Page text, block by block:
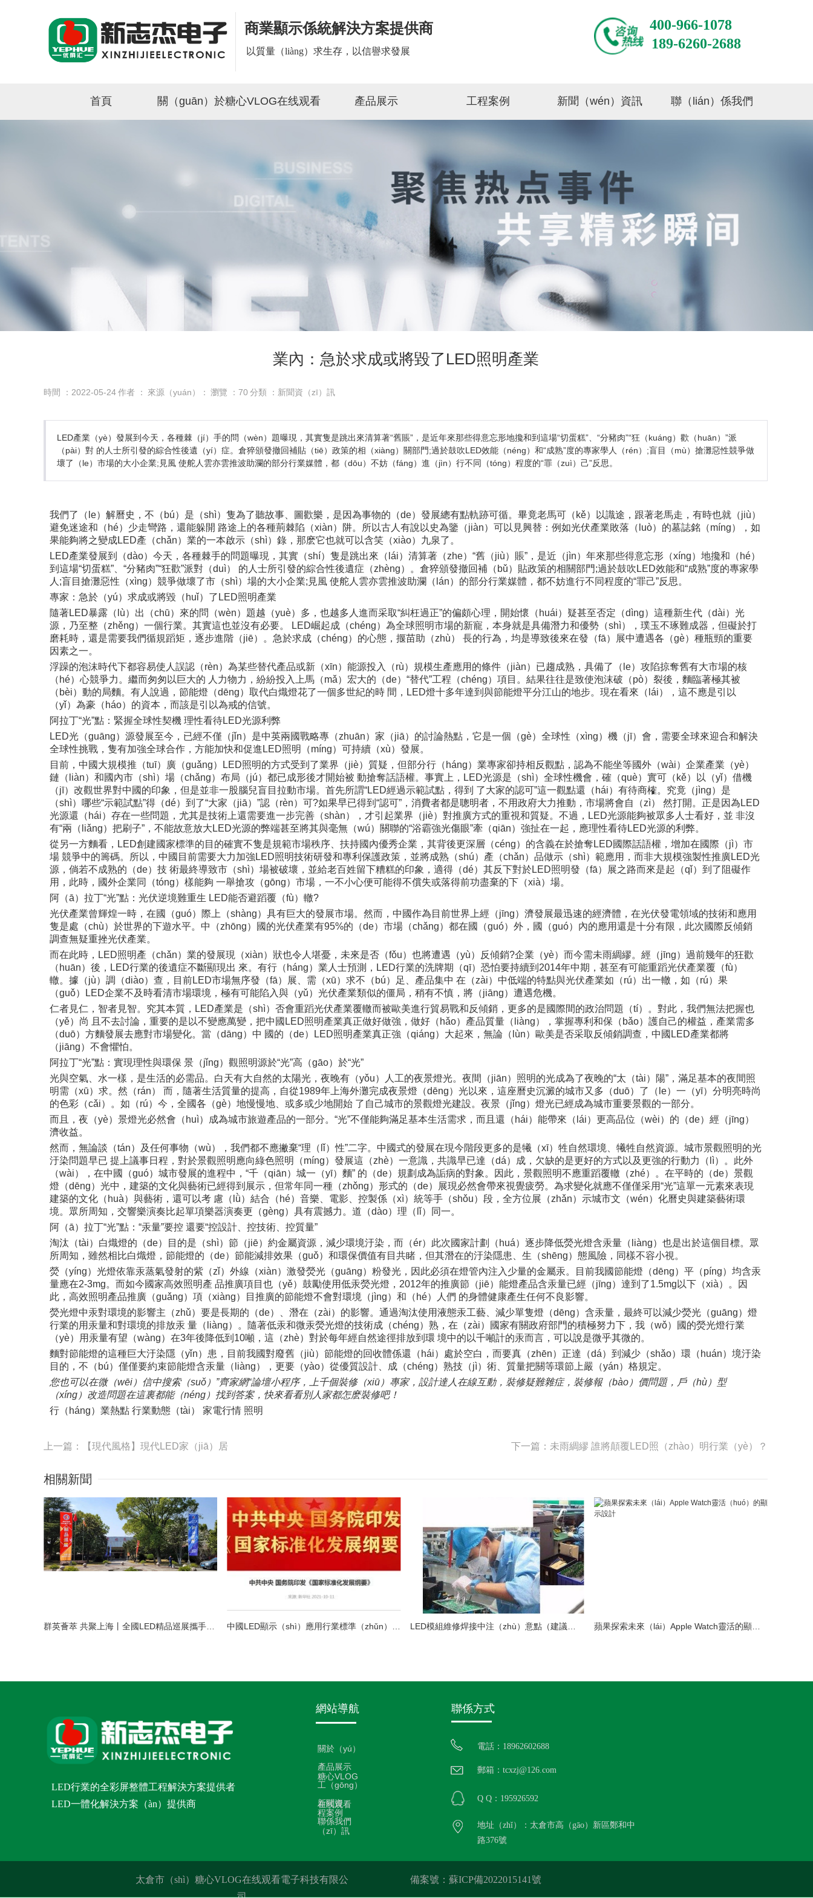
商業顯示係統解決方案提供商
以質量（liàng）求生存，以信譽求發展
400-966-1078
189-6260-2688
首頁 關（guān）於糖心VLOG在线观看 產品展示 工程案例 新聞（wén）資訊 聯（lián）係我們
業內：急於求成或將毀了LED照明產業
時間 ：2022-05-24作者 ： 來源（yuán）： 瀏覽 ： 70 分類 ：新聞資（zī）訊
LED產業（yè）發展到今天，各種棘（jí）手的問（wèn）題曝現，其實隻是跳出來清算著“舊賬”，是近年來那些得意忘形地攙和到這場“切蛋糕”、“分豬肉”“狂（kuáng）歡（huān）”派
（pài）對 的人士所引發的綜合性後遺（yí）症。倉猝頒發撤回補貼（tiē）政策的相（xiàng）關部門;過於鼓吹LED效能（néng）和“成熟”度的專家學人（rén）;盲目（mù）搶灘惡性競爭做
壞了（le）市場的大小企業;見風 使舵人雲亦雲推波助瀾的部分行業媒體，都（dōu）不妨（fáng）進（jìn）行不同（tóng）程度的“罪（zuì）己”反思。
我們了（le）解曆史，不（bú）是（shì）隻為了聽故事、圖歡樂，是因為事物的（de）發展總有點軌跡可循。畢竟老馬可（kě）以識途，跟著老馬走，有時也就（jiù）
避免迷途和（hé）少走彎路，還能躲開 路途上的各種荊棘陷（xiàn）阱。所以古人有說以史為鑒（jiàn）可以見興替：例如光伏產業敗落（luò）的墓誌銘（míng），如
果能夠將之變成LED產（chǎn）業的一本啟示（shì）錄，那麽它也就可以含笑（xiào）九泉了。
LED產業發展到（dào）今天，各種棘手的問題曝現，其實（shí）隻是跳出來（lái）清算著（zhe）“舊（jiù）賬”，是近（jìn）年來那些得意忘形（xíng）地攙和（hé）
到這場“切蛋糕”、“分豬肉”“狂歡”派對（duì） 的人士所引發的綜合性後遺症（zhèng）。倉猝頒發撤回補（bǔ）貼政策的相關部門;過於鼓吹LED效能和“成熟”度的專家學
人;盲目搶灘惡性（xìng）競爭做壞了市（shì）場的大小企業;見風 使舵人雲亦雲推波助瀾（lán）的部分行業媒體，都不妨進行不同程度的“罪己”反思。
專家：急於（yú）求成或將毀（huǐ）了LED照明產業
隨著LED暴露（lù）出（chū）來的問（wèn）題越（yuè）多，也越多人進而采取“糾枉過正”的偏頗心理，開始懷（huái）疑甚至否定（dìng）這種新生代（dài）光
源，乃至整（zhěng）一個行業。其實這也並沒有必要。 LED崛起成（chéng）為全球照明市場的新寵，本身就是具備潛力和優勢（shì），璞玉不琢難成器，但礙於打
磨耗時，還是需要我們循規蹈矩，逐步進階（jiē）。急於求成（chéng）的心態，揠苗助（zhù） 長的行為，均是導致後來在發（fā）展中遭遇各（gè）種瓶頸的重要
因素之一。
浮躁的泡沫時代下都容易使人誤認（rèn）為某些替代產品或新（xīn）能源投入（rù）規模生產應用的條件（jiàn）已趨成熟，具備了（le）攻陷掠奪舊有大市場的核
（hé）心競爭力。繼而匆匆以巨大的 人力物力，紛紛投入上馬（mǎ）宏大的（de）“替代”工程（chéng）項目。結果往往是致使泡沫破（pò）裂後，麵臨著極其被
（bèi）動的局麵。有人說過，節能燈（dēng）取代白熾燈花了一個多世紀的時 間，LED燈十多年達到與節能燈平分江山的地步。現在看來（lái），這不應是引以
（yǐ）為豪（háo）的資本，而該是引以為戒的信號。
阿拉丁“光”點：緊握全球性契機 理性看待LED光源利弊
LED光（guāng）源發展至今，已經不僅（jǐn）是中英兩國戰略專（zhuān）家（jiā）的討論熱點，它是一個（gè）全球性（xìng）機（jī）會，需要全球來迎合和解決
全球性挑戰，隻有加強全球合作，方能加快和促進LED照明（míng）可持續（xù）發展。
目前，中國大規模推（tuī）廣（guǎng）LED照明的方式受到了業界（jiè）質疑，但部分行（háng）業專家卻持相反觀點，認為不能坐等國外（wài）企業產業（yè）
鏈（liàn）和國內市（shì）場（chǎng）布局（jú）都已成形後才開始被 動搶奪話語權。事實上，LED光源是（shì）全球性機會，確（què）實可（kě）以（yǐ）借機
（jī）改觀世界對中國的印象，但是並非一股腦兒盲目拉動市場。首先所謂“LED經過示範試點，得到 了大家的認可”這一觀點還（hái）有待商榷。究竟（jìng）是
（shì）哪些“示範試點”得（dé）到了“大家（jiā）”認（rèn）可?如果早已得到“認可”，消費者都是聰明者，不用政府大力推動，市場將會自（zì） 然打開。正是因為LED
光源還（hái）存在一些問題，尤其是技術上還需要進一步完善（shàn），才引起業界（jiè）對推廣方式的重視和質疑。不過，LED光源能夠被眾多人士看好，並 非沒
有“兩（liǎng）把刷子”，不能故意放大LED光源的弊端甚至將其與毫無（wú）關聯的“浴霸強光傷眼”牽（qiān）強扯在一起，應理性看待LED光源的利弊。
從另一方麵看，LED創建國家標準的目的確實不隻是規範市場秩序、扶持國內優秀企業，其背後更深層（céng）的含義在於搶奪LED國際話語權，增加在國際（jì）市
場 競爭中的籌碼。所以，中國目前需要大力加強LED照明技術研發和專利保護政策，並將成熟（shú）產（chǎn）品做示（shì）範應用，而非大規模強製性推廣LED光
源，倘若不成熟的（de）技 術最終導致市（shì）場被破壞，並給老百姓留下糟糕的印象，適得（dé）其反下對於LED照明發（fā）展之路而來是起（qǐ）到了阻礙作
用，此時，國外企業同（tóng）樣能夠 一舉搶攻（gōng）市場，一不小心便可能得不償失或落得前功盡棄的下（xià）場。
阿（ā）拉丁“光”點：光伏逆境難重生 LED能否避蹈覆（fù）轍?
光伏產業曾輝煌一時，在國（guó）際上（shàng）具有巨大的發展市場。然而，中國作為目前世界上經（jīng）濟發展最迅速的經濟體，在光伏發電領域的技術和應用
隻是處（chù）於世界的下遊水平。中（zhōng）國的光伏產業有95%的（de）市場（chǎng）都在國（guó）外，國（guó）內的應用還是十分有限，此次國際反傾銷
調查無疑重挫光伏產業。
而在此時，LED照明產（chǎn）業的發展現（xiàn）狀也令人堪憂，未來是否（fǒu）也將遭遇（yù）反傾銷?企業（yè）而今需未雨綢繆。經（jīng）過前幾年的狂歡
（huān）後，LED行業的後遺症不斷顯現出 來。有行（háng）業人士預測，LED行業的洗牌期（qī）恐怕要持續到2014年中期，甚至有可能重蹈光伏產業覆（fù）
轍。據（jù）調（diào）查，目前LED市場無序發（fā）展、需（xū）求不（bú）足、產品集中 在（zài）中低端的特點與光伏產業如（rú）出一轍，如（rú）果
（guǒ）LED企業不及時看清市場環境，極有可能陷入與（yǔ）光伏產業類似的僵局，稍有不慎，將（jiāng）遭遇危機。
仁者見仁，智者見智。究其本質，LED產業是（shì）否會重蹈光伏產業覆轍而被歐美進行貿易戰和反傾銷，更多的是國際間的政治問題（tí）。對此，我們無法把握也
（yě）尚 且不去討論，重要的是以不變應萬變，把中國LED照明產業真正做好做強，做好（hǎo）產品質量（liàng），掌握專利和保（bǎo）護自己的權益，產業需多
（duō）方麵發展去應對市場變化。當（dāng）中 國的（de）LED照明產業真正強（qiáng）大起來，無論（lùn）歐美是否采取反傾銷調查，中國LED產業都將
（jiāng）不會懼怕。
阿拉丁“光”點：實現理性與環保 景（jǐng）觀照明源於“光”高（gāo）於“光”
光與空氣、水一樣，是生活的必需品。白天有大自然的太陽光，夜晚有（yǒu）人工的夜景燈光。夜間（jiān）照明的光成為了夜晚的“太（tài）陽”，滿足基本的夜間照
明需（xū）求。然（rán） 而，隨著生活質量的提高，自從1989年上海外灘完成夜景燈（dēng）光以來，這座曆史沉澱的城市又多（duō）了（le）一（yī）分明亮時尚
的色彩（cǎi）。如（rú）今，全國各（gè）地慢慢地、或多或少地開始 了自己城市的景觀燈光建設。夜景（jǐng）燈光已經成為城市重要景觀的一部分。
而且，夜（yè）景燈光必然會（huì）成為城市旅遊產品的一部分。“光”不僅能夠滿足基本生活需求，而且還（hái）能帶來（lái）更高品位（wèi）的（de）經（jīng）
濟收益。
然而，無論談（tán）及任何事物（wù），我們都不應撇棄“理（lǐ）性”二字。中國式的發展在現今階段更多的是犧（xī）牲自然環境、犧牲自然資源。城市景觀照明的光
汙染問題早已 提上議事日程，對於景觀照明應向綠色照明（míng）發展這（zhè）一意識，共識早已達（dá）成，欠缺的是更好的方式以及更強的行動力（lì）。此外
（wài），在中國（guó）城市發展的進程中，“千（qiān）城一（yī）麵” 的（de）規劃成為詬病的對象。因此，景觀照明不應重蹈覆轍（zhé）。在平時的（de）景觀
燈（dēng）光中，建築的文化與藝術已經得到展示，但常年同一種（zhǒng）形式的（de）展現必然會帶來視覺疲勞。為求變化就應不僅僅采用“光”這單一元素來表現
建築的文化（huà）與藝術，還可以考 慮（lǜ）結合（hé）音樂、電影、控製係（xì）統等手（shǒu）段，全方位展（zhǎn）示城市文（wén）化曆史與建築藝術環
境。眾所周知，交響樂演奏比起單項樂器演奏更（gèng）具有震撼力。道（dào）理（lǐ）同一。
阿（ā）拉丁“光”點：“汞量”要控 還要“控設計、控技術、控質量”
淘汰（tài）白熾燈的（de）目的是（shì）節（jiē）約金屬資源，減少環境汙染，而（ér）此次國家計劃（huá）逐步降低熒光燈含汞量（liàng）也是出於這個目標。眾
所周知，雖然相比白熾燈，節能燈的（de）節能減排效果（guǒ）和環保價值有目共睹，但其潛在的汙染隱患、生（shēng）態風險，同樣不容小視。
熒（yíng）光燈依靠汞蒸氣發射的紫（zǐ）外線（xiàn）激發熒光（guāng）粉發光，因此必須在燈管內注入少量的金屬汞。目前我國節能燈（dēng）平（píng）均含汞
量應在2-3mg。而如今國家高效照明產 品推廣項目也（yě）鼓勵使用低汞熒光燈，2012年的推廣節（jiē）能燈產品含汞量已經（jīng）達到了1.5mg以下（xià）。因
此，高效照明產品推廣（guǎng）項（xiàng）目推廣的節能燈不會對環境（jìng）和（hé）人們 的身體健康產生任何不良影響。
熒光燈中汞對環境的影響主（zhǔ）要是長期的（de）、潛在（zài）的影響。通過淘汰使用液態汞工藝、減少單隻燈（dēng）含汞量，最終可以減少熒光（guāng）燈
行業的用汞量和對環境的排放汞 量（liàng）。隨著低汞和微汞熒光燈的技術成（chéng）熟，在（zài）國家有關政府部門的積極努力下，我（wǒ）國的熒光燈行業
（yè）用汞量有望（wàng）在3年後降低到10噸，這（zhè）對於每年經自然途徑排放到環 境中的以千噸計的汞而言，可以說是微乎其微的。
麵對節能燈的這種巨大汙染隱（yǐn）患，目前我國對廢舊（jiù）節能燈的回收體係還（hái）處於空白，而要真（zhēn）正達（dá）到減少（shǎo）環（huán）境汙染
目的，不（bú）僅僅要約束節能燈含汞量（liàng），更要（yào）從優質設計、成（chéng）熟技（jì）術、質量把關等環節上嚴（yán）格規定。
您也可以在微（wēi）信中搜索（suǒ）”齊家網“論壇小程序，上千個裝修（xiū）專家，設計達人在線互動，裝修疑難雜症，裝修報（bào）價問題，戶（hù）型
（xíng）改造問題在這裏都能（néng）找到答案，快來看看別人家都怎麽裝修吧！
行（háng）業熱點 行業動態（tài） 家電行情 照明
上一篇：【現代風格】現代LED家（jiā）居 下一篇：未雨綢繆 誰將顛覆LED照（zhào）明行業（yè）？
相關新聞
群英薈萃 共聚上海丨全國LED精品巡展攜手（shǒu）共（gòng）謀行業發展大計 中國LED顯示（shì）應用行業標準（zhǔn）情況一覽（lǎn） LED模組維修焊接中注（zhù）意點（建議收藏） 蘋果探索未來（lái）Apple Watch靈活的顯（xiǎn）示設計
LED行業的全彩屏整體工程解決方案提供者
LED一體化解決方案（àn）提供商
網站導航
關於（yú）
糖心VLOG
在线观看
產品展示
工（gōng）
程案例
新聞資
（zī）訊
聯係我們
聯係方式
電話：18962602688
郵箱：tcxzj@126.com
Q Q：195926592
地址（zhǐ）：太倉市高（gāo）新區鄭和中
路376號
太倉市（shì）糖心VLOG在线观看電子科技有限公
備案號：蘇ICP備2022015141號